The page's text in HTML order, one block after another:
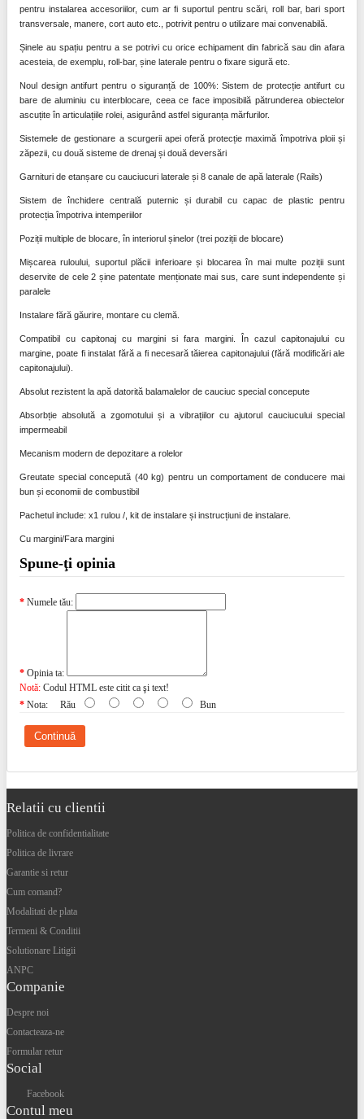
pentru instalarea accesoriilor, cum ar fi suportul pentru scări, roll bar, bari sport
transversale, manere, cort auto etc., potrivit pentru o utilizare mai convenabilă.
Șinele au spațiu pentru a se potrivi cu orice echipament din fabrică sau din afara
acesteia, de exemplu, roll-bar, șine laterale pentru o fixare sigură etc.
Noul design antifurt pentru o siguranță de 100%: Sistem de protecție antifurt cu
bare de aluminiu cu interblocare, ceea ce face imposibilă pătrunderea obiectelor
ascuțite în articulațiile rolei, asigurând astfel siguranța mărfurilor.
Sistemele de gestionare a scurgerii apei oferă protecție maximă împotriva ploii și
zăpezii, cu două sisteme de drenaj și două deversări
Garnituri de etanșare cu cauciucuri laterale și 8 canale de apă laterale (Rails)
Sistem de închidere centrală puternic și durabil cu capac de plastic pentru
protecția împotriva intemperiilor
Poziții multiple de blocare, în interiorul șinelor (trei poziții de blocare)
Mișcarea ruloului, suportul plăcii inferioare și blocarea în mai multe poziții sunt
deservite de cele 2 șine patentate menționate mai sus, care sunt independente și
paralele
Instalare fără găurire, montare cu clemă.
Compatibil cu capitonaj cu margini si fara margini. În cazul capitonajului cu
margine, poate fi instalat fără a fi necesară tăierea capitonajului (fără modificări ale
capitonajului).
Absolut rezistent la apă datorită balamalelor de cauciuc special concepute
Absorbție absolută a zgomotului și a vibrațiilor cu ajutorul cauciucului special
impermeabil
Mecanism modern de depozitare a rolelor
Greutate special concepută (40 kg) pentru un comportament de conducere mai
bun și economii de combustibil
Pachetul include: x1 rulou /, kit de instalare și instrucțiuni de instalare.
Cu margini/Fara margini
Spune-ţi opinia
Numele tău:
Opinia ta:
Notă: Codul HTML este citit ca şi text!
Nota: Rău Bun
Continuă
Relatii cu clientii
Politica de confidentialitate
Politica de livrare
Garantie si retur
Cum comand?
Modalitati de plata
Termeni & Conditii
Solutionare Litigii
ANPC
Companie
Despre noi
Contacteaza-ne
Formular retur
Social
Facebook
Contul meu